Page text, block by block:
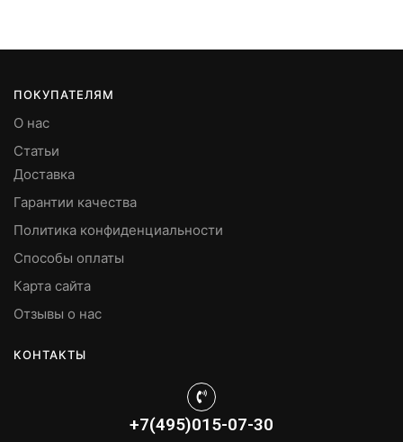
ПОКУПАТЕЛЯМ
О нас
Статьи
Доставка
Гарантии качества
Политика конфиденциальности
Способы оплаты
Карта сайта
Отзывы о нас
КОНТАКТЫ
+7(495)015-07-30